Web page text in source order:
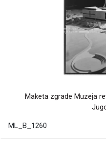
Maketa zgrade Muzeja
ML_B_1260